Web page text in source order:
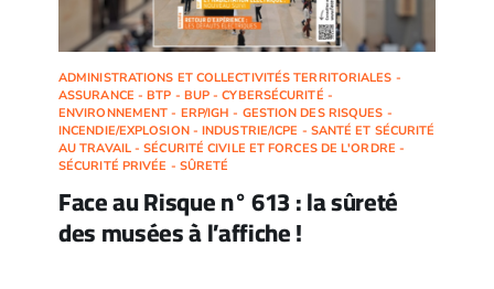
ADMINISTRATIONS ET COLLECTIVITÉS TERRITORIALES -
ASSURANCE - BTP - BUP - CYBERSÉCURITÉ -
ENVIRONNEMENT - ERP/IGH - GESTION DES RISQUES -
INCENDIE/EXPLOSION - INDUSTRIE/ICPE - SANTÉ ET SÉCURITÉ
AU TRAVAIL - SÉCURITÉ CIVILE ET FORCES DE L'ORDRE -
SÉCURITÉ PRIVÉE - SÛRETÉ
Face au Risque n° 613 : la sûreté
des musées à l’affiche !